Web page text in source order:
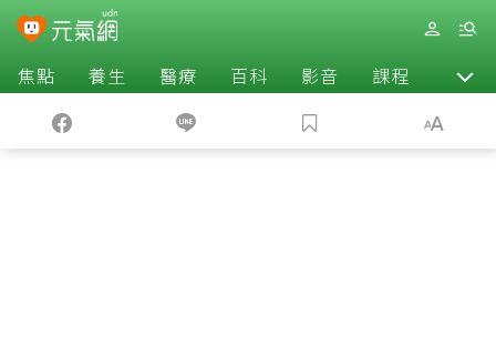
焦點 養生 醫療 百科 影音 課程 退休